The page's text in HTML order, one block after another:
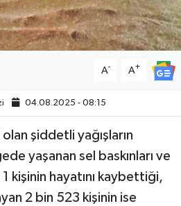
A- A+
04.08.2025 - 08:15
şiddetli yağışların
yaşanan sel baskınları ve
kişinin hayatını kaybettiği,
2 bin 523 kişinin ise